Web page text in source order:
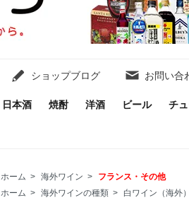
ショップブログ お問い合
日本酒 焼酎 洋酒 ビール チ
ホーム > 海外ワイン >
フランス・その他
ホーム > 海外ワインの種類 >
白ワイン（海外）